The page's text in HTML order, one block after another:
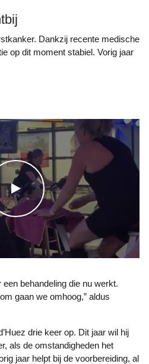
op dit moment stabiel. Vorig jaar
WATCH THE VIDEO
gaan we omhoog,” aldus
als de omstandigheden het
jaar helpt bij de voorbereiding, al